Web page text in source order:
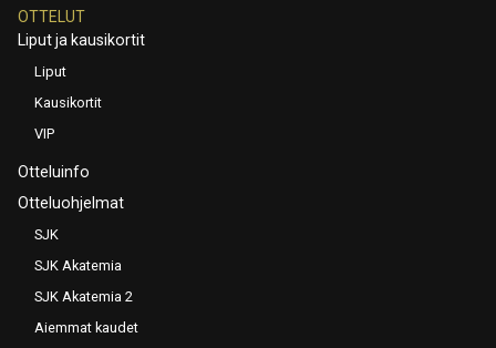
OTTELUT
Liput ja kausikortit
Liput
Kausikortit
VIP
Otteluinfo
Otteluohjelmat
SJK
SJK Akatemia
SJK Akatemia 2
Aiemmat kaudet